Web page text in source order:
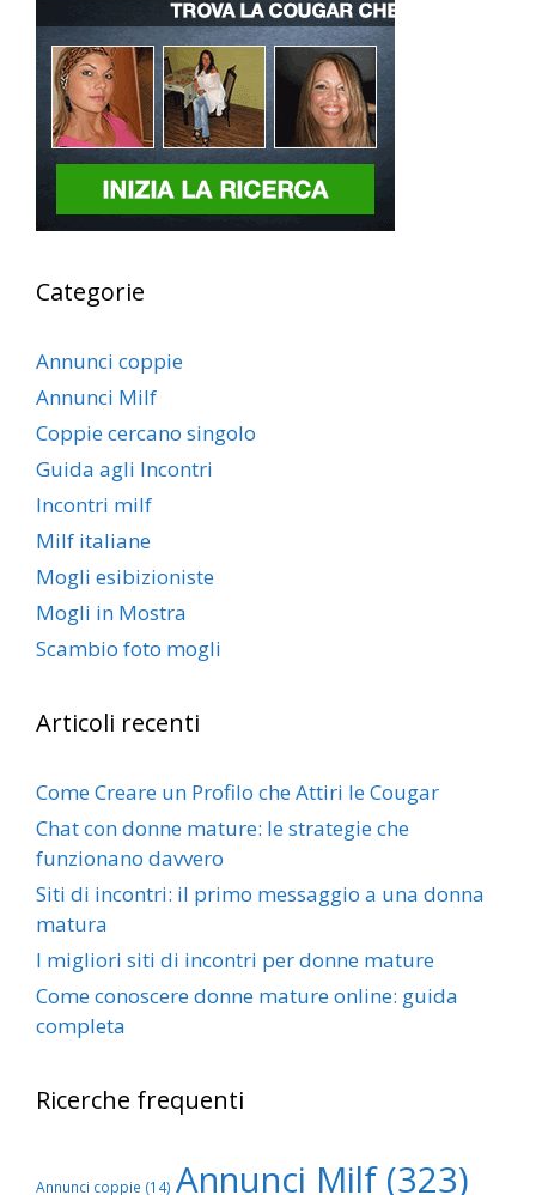
Categorie
Annunci coppie
Annunci Milf
Coppie cercano singolo
Guida agli Incontri
Incontri milf
Milf italiane
Mogli esibizioniste
Mogli in Mostra
Scambio foto mogli
Articoli recenti
Come Creare un Profilo che Attiri le Cougar
Chat con donne mature: le strategie che
funzionano davvero
Siti di incontri: il primo messaggio a una donna
matura
I migliori siti di incontri per donne mature
Come conoscere donne mature online: guida
completa
Ricerche frequenti
Annunci coppie (14) Annunci Milf(323)